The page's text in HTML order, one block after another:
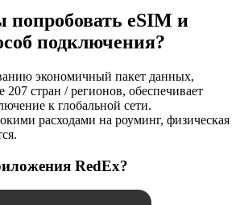
попробовать eSIM и
подключения?
экономичный пакет данных,
стран / регионов, обеспечивает
к глобальной сети.
расходами на роуминг, физическая
RedEx?